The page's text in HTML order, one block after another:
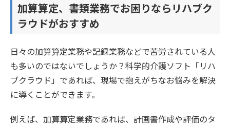
加算算定、書類業務でお困りならリハブク
ラウドがおすすめ
日々の加算算定業務や記録業務などで苦労されている人
も多いのではないでしょうか？科学的介護ソフト「リハ
ブクラウド」であれば、現場で抱えがちなお悩みを解決
に導くことができます。
例えば、加算算定業務であれば、計画書作成や評価のタ